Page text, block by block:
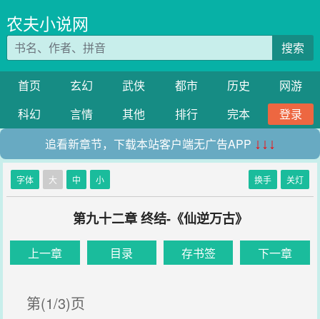
农夫小说网
搜索
首页 玄幻 武侠 都市 历史
网游
科幻
言情 其他 排行 完本
登录
追看新章节，下载本站客户端无广告APP ↓↓↓
字体 大 中 小 换手 关灯
第九十二章 终结-《仙逆万古》
上一章 目录 存书签 下一章
第(1/3)页